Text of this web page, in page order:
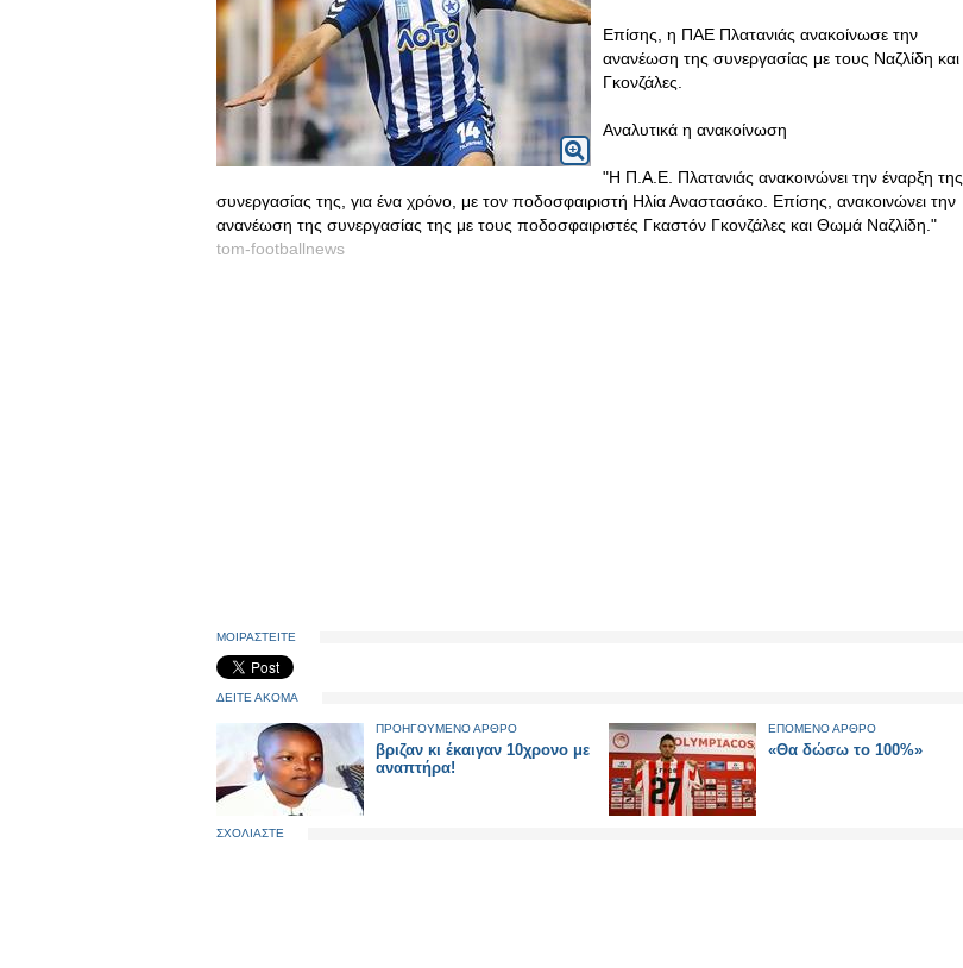
Επίσης, η ΠΑΕ Πλατανιάς ανακοίνωσε την
ανανέωση της συνεργασίας με τους Ναζλίδη και
Γκονζάλες.
Αναλυτικά η ανακοίνωση
"Η Π.Α.Ε. Πλατανιάς ανακοινώνει την έναρξη της
συνεργασίας της, για ένα χρόνο, με τον ποδοσφαιριστή Ηλία Αναστασάκο. Επίσης, ανακοινώνει την
ανανέωση της συνεργασίας της με τους ποδοσφαιριστές Γκαστόν Γκονζάλες και Θωμά Ναζλίδη."
tom-footballnews
ΜΟΙΡΑΣΤΕΙΤΕ
ΔΕΙΤΕ ΑΚΟΜΑ
ΠΡΟΗΓΟΥΜΕΝΟ ΑΡΘΡΟ
βριζαν κι έκαιγαν 10χρονο με
αναπτήρα!
ΕΠΟΜΕΝΟ ΑΡΘΡΟ
«Θα δώσω το 100%»
ΣΧΟΛΙΑΣΤΕ